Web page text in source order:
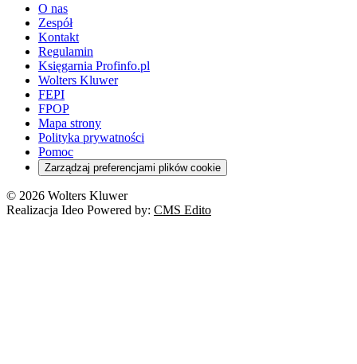
O nas
Zespół
Kontakt
Regulamin
Księgarnia Profinfo.pl
Wolters Kluwer
FEPI
FPOP
Mapa strony
Polityka prywatności
Pomoc
Zarządzaj preferencjami plików cookie
© 2026 Wolters Kluwer
Realizacja Ideo Powered by: CMS Edito